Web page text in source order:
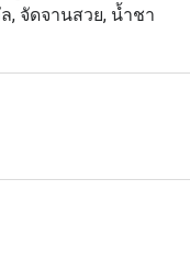
, จัดจานสวย, น้ำชา